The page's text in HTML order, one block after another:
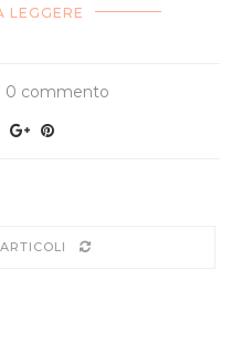
LEGGERE
0 commento